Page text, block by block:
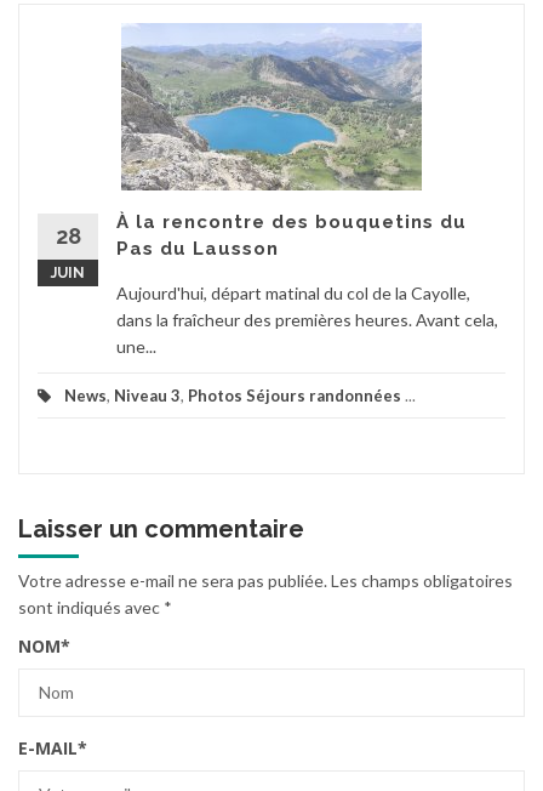
28
JUIN
À la rencontre des bouquetins du
Pas du Lausson
Aujourd'hui, départ matinal du col de la Cayolle,
dans la fraîcheur des premières heures. Avant cela,
une...
News, Niveau 3, Photos Séjours randonnées ...
Laisser un commentaire
Votre adresse e-mail ne sera pas publiée.Les champs obligatoires
sont indiqués avec *
NOM*
E-MAIL*